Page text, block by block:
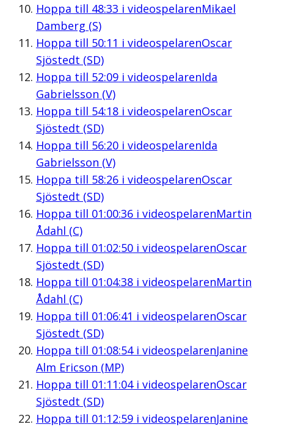
Hoppa till 48:33 i videospelarenMikael
Damberg (S)
Hoppa till 50:11 i videospelarenOscar
Sjöstedt (SD)
Hoppa till 52:09i videospelarenIda
Gabrielsson (V)
Hoppa till 54:18i videospelarenOscar
Sjöstedt (SD)
Hoppa till 56:20i videospelarenIda
Gabrielsson (V)
Hoppa till 58:26i videospelarenOscar
Sjöstedt (SD)
Hoppa till 01:00:36i videospelarenMartin
Ådahl (C)
Hoppa till 01:02:50i videospelarenOscar
Sjöstedt (SD)
Hoppa till 01:04:38i videospelarenMartin
Ådahl (C)
Hoppa till 01:06:41 i videospelarenOscar
Sjöstedt (SD)
Hoppa till 01:08:54i videospelarenJanine
Alm Ericson (MP)
Hoppa till 01:11:04i videospelarenOscar
Sjöstedt (SD)
Hoppa till 01:12:59i videospelarenJanine